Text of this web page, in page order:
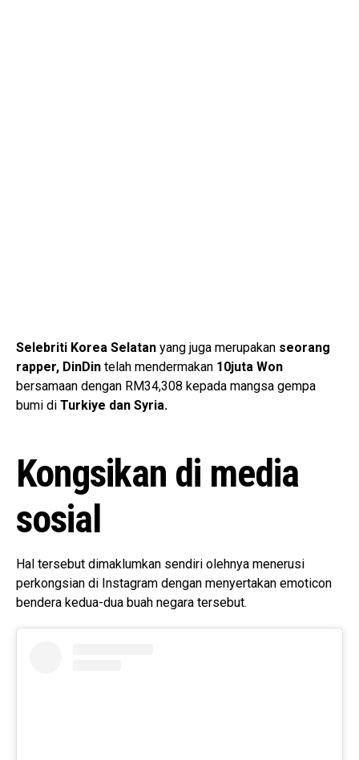
Selebriti Korea Selatan yang juga merupakan seorang
rapper, DinDin telah mendermakan 10juta Won
bersamaan dengan RM34,308 kepada mangsa gempa
bumi di Turkiye dan Syria.
Kongsikan di media
sosial
Hal tersebut dimaklumkan sendiri olehnya menerusi
perkongsian di Instagram dengan menyertakan emoticon
bendera kedua-dua buah negara tersebut.